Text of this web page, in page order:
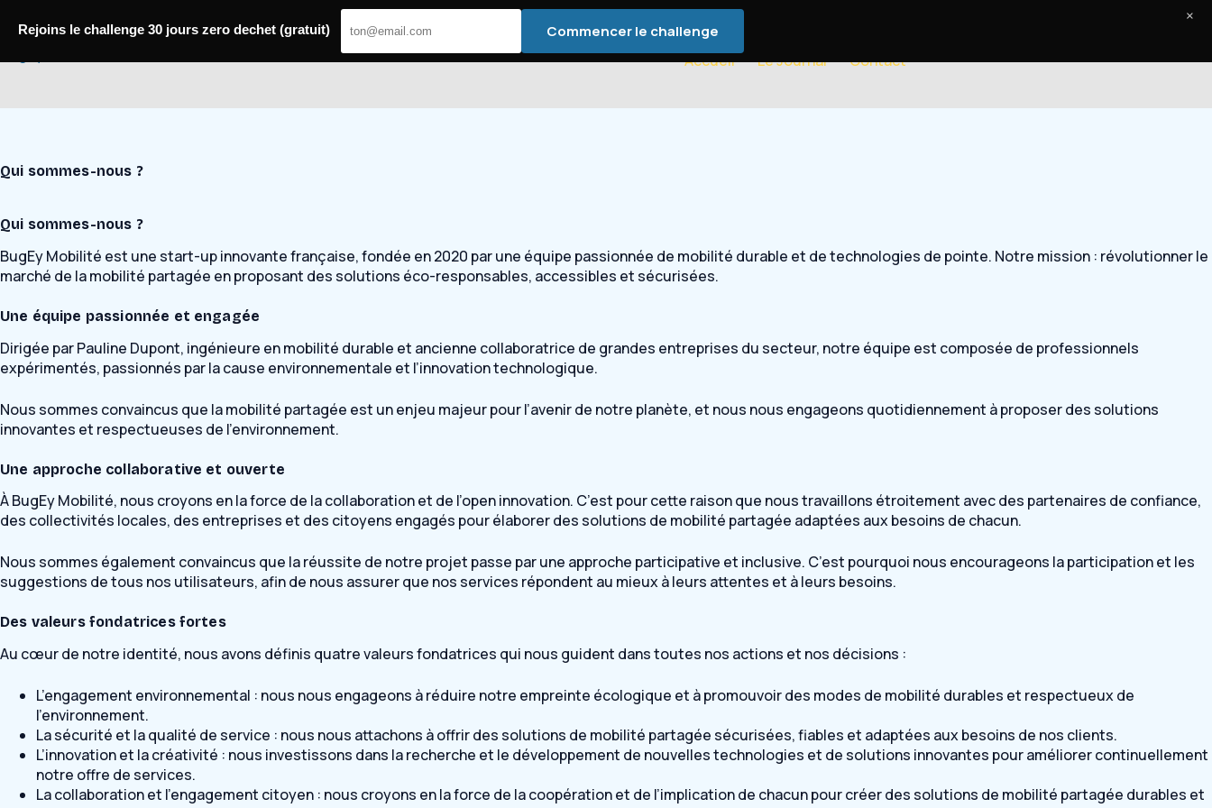
Accueil Le Journal Contact
Qui sommes-nous ?
Qui sommes-nous ?
BugEy Mobilité est une start-up innovante française, fondée en 2020 par une équipe passionnée de mobilité durable et de technologies de pointe. Notre mission : révolutionner le
marché de la mobilité partagée en proposant des solutions éco-responsables, accessibles et sécurisées.
Une équipe passionnée et engagée
Dirigée par Pauline Dupont, ingénieure en mobilité durable et ancienne collaboratrice de grandes entreprises du secteur, notre équipe est composée de professionnels
expérimentés, passionnés par la cause environnementale et l’innovation technologique.
Nous sommes convaincus que la mobilité partagée est un enjeu majeur pour l’avenir de notre planète, et nous nous engageons quotidiennement à proposer des solutions
innovantes et respectueuses de l’environnement.
Une approche collaborative et ouverte
À BugEy Mobilité, nous croyons en la force de la collaboration et de l’open innovation. C’est pour cette raison que nous travaillons étroitement avec des partenaires de confiance,
des collectivités locales, des entreprises et des citoyens engagés pour élaborer des solutions de mobilité partagée adaptées aux besoins de chacun.
Nous sommes également convaincus que la réussite de notre projet passe par une approche participative et inclusive. C’est pourquoi nous encourageons la participation et les
suggestions de tous nos utilisateurs, afin de nous assurer que nos services répondent au mieux à leurs attentes et à leurs besoins.
Des valeurs fondatrices fortes
Au cœur de notre identité, nous avons définis quatre valeurs fondatrices qui nous guident dans toutes nos actions et nos décisions :
L’engagement environnemental : nous nous engageons à réduire notre empreinte écologique et à promouvoir des modes de mobilité durables et respectueux de
l’environnement.
La sécurité et la qualité de service : nous nous attachons à offrir des solutions de mobilité partagée sécurisées, fiables et adaptées aux besoins de nos clients.
L’innovation et la créativité : nous investissons dans la recherche et le développement de nouvelles technologies et de solutions innovantes pour améliorer continuellement
notre offre de services.
La collaboration et l’engagement citoyen : nous croyons en la force de la coopération et de l’implication de chacun pour créer des solutions de mobilité partagée durables et
Rejoins le challenge 30 jours zero dechet (gratuit) Commencer le challenge
×